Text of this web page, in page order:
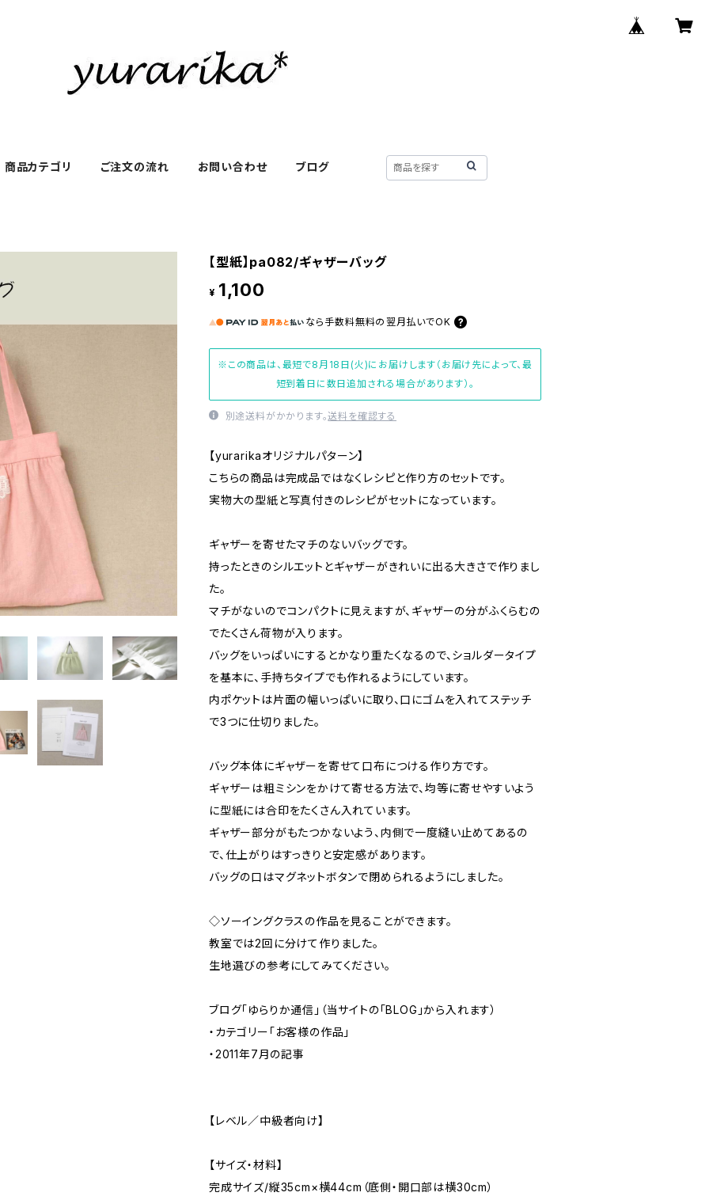
商品カテゴリ ご注文の流れ お問い合わせ ブログ
【型紙】pa082/ギャザーバッグ
¥ 1,100
なら 手数料無料の 翌月払いでOK
※この商品は、最短で8月18日(火)にお届けします（お届け先によって、最
短到着日に数日追加される場合があります）。
別途送料がかかります。送料を確認する
【yurarikaオリジナルパターン】
こちらの商品は完成品ではなくレシピと作り方のセットです。
実物大の型紙と写真付きのレシピがセットになっています。
ギャザーを寄せたマチのないバッグです。
持ったときのシルエットとギャザーがきれいに出る大きさで作りまし
た。
マチがないのでコンパクトに見えますが、ギャザーの分がふくらむの
でたくさん荷物が入ります。
バッグをいっぱいにするとかなり重たくなるので、ショルダータイプ
を基本に、手持ちタイプでも作れるようにしています。
内ポケットは片面の幅いっぱいに取り、口にゴムを入れてステッチ
で3つに仕切りました。
バッグ本体にギャザーを寄せて口布につける作り方です。
ギャザーは粗ミシンをかけて寄せる方法で、均等に寄せやすいよう
に型紙には合印をたくさん入れています。
ギャザー部分がもたつかないよう、内側で一度縫い止めてあるの
で、仕上がりはすっきりと安定感があります。
バッグの口はマグネットボタンで閉められるようにしました。
◇ソーイングクラスの作品を見ることができます。
教室では2回に分けて作りました。
生地選びの参考にしてみてください。
ブログ「ゆらりか通信」（当サイトの「BLOG」から入れます）
・カテゴリー「お客様の作品」
・2011年7月の記事
【レベル／中級者向け】
【サイズ・材料】
完成サイズ/縦35cm×横44cm（底側・開口部は横30cm）